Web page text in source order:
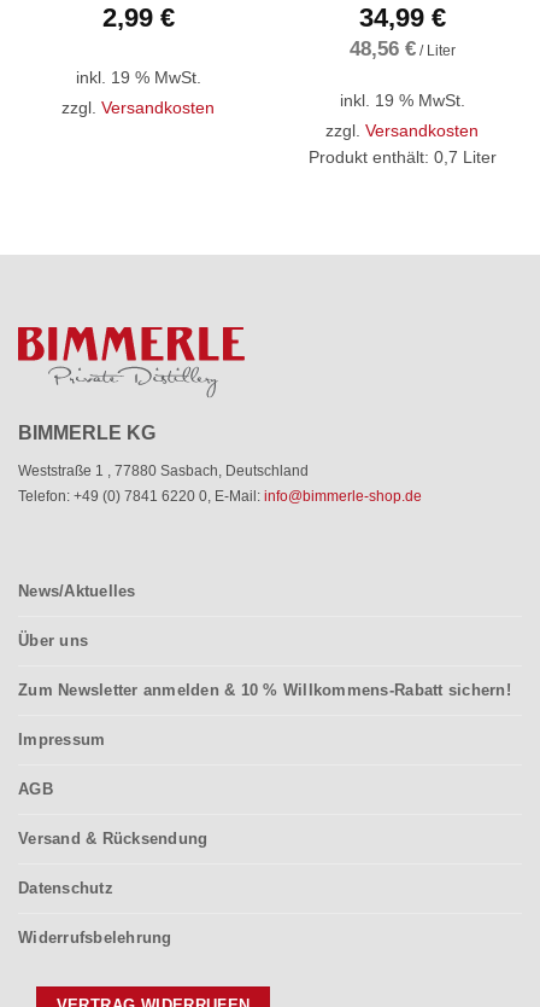
mit5von
2,99 €
inkl. 19 % MwSt.
zzgl. Versandkosten
34,99 €
48,56 €/ Liter
inkl. 19 % MwSt.
zzgl. Versandkosten
Produkt enthält: 0,7 Liter
BIMMERLE KG
Weststraße 1 , 77880 Sasbach, Deutschland
Telefon: +49 (0) 7841 6220 0, E-Mail: info@bimmerle-shop.de
News/Aktuelles
Über uns
Zum Newsletter anmelden & 10 % Willkommens-Rabatt sichern!
Impressum
AGB
Versand & Rücksendung
Datenschutz
Widerrufsbelehrung